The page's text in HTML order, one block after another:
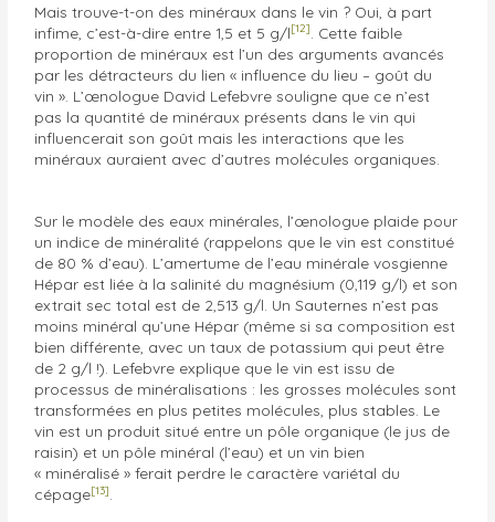
Mais trouve-t-on des minéraux dans le vin ? Oui, à part
infime, c’est-à-dire entre 1,5 et 5 g/l[12]
. Cette faible
proportion de minéraux est l’un des arguments avancés
par les détracteurs du lien « influence du lieu – goût du
vin ». L’œnologue David Lefebvre souligne que ce n’est
pas la quantité de minéraux présents dans le vin qui
influencerait son goût mais les interactions que les
minéraux auraient avec d’autres molécules organiques.
Sur le modèle des eaux minérales, l’œnologue plaide pour
un indice de minéralité (rappelons que le vin est constitué
de 80 % d’eau). L’amertume de l’eau minérale vosgienne
Hépar est liée à la salinité du magnésium (0,119 g/l) et son
extrait sec total est de 2,513 g/l. Un Sauternes n’est pas
moins minéral qu’une Hépar (même si sa composition est
bien différente, avec un taux de potassium qui peut être
de 2 g/l !). Lefebvre explique que le vin est issu de
processus de minéralisations : les grosses molécules sont
transformées en plus petites molécules, plus stables. Le
vin est un produit situé entre un pôle organique (le jus de
raisin) et un pôle minéral (l’eau) et un vin bien
« minéralisé » ferait perdre le caractère variétal du
cépage[13]